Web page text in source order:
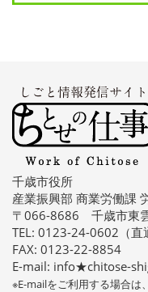
千歳市役所
産業振興部 商業労働課
〒066-8686 千歳市東
TEL: 0123-24-0602（直
FAX: 0123-22-8854
E-mail: info★chitose-
※E-mailをご利用する場合